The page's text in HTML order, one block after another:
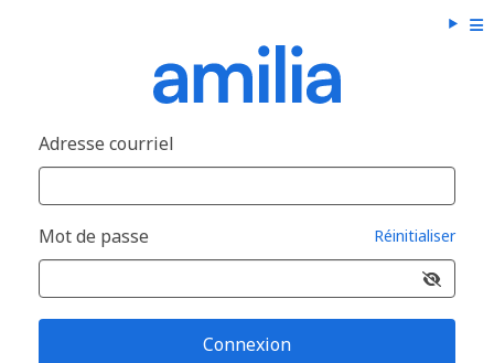
Adresse courriel
Mot de passe Réinitialiser
Connexion